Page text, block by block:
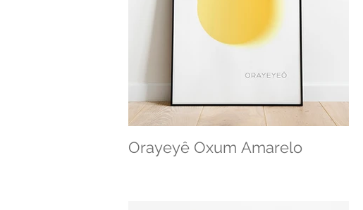
Orayeyê Oxum Amarelo